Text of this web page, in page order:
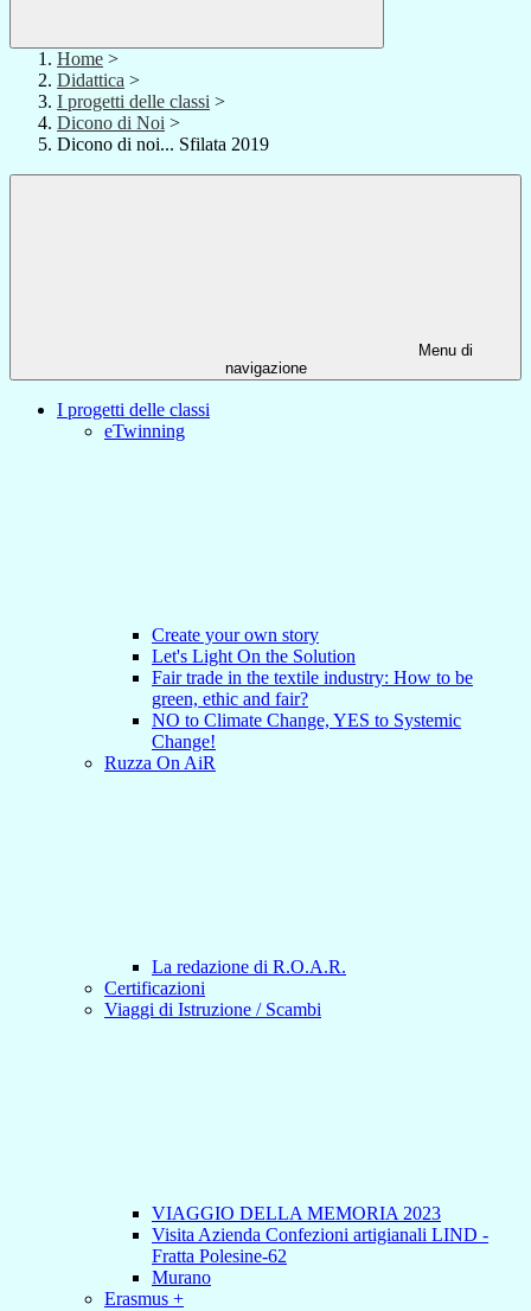
Home >
Didattica >
I progetti delle classi >
Dicono di Noi >
Dicono di noi... Sfilata 2019
Menu di
navigazione
I progetti delle classi
eTwinning
Create your own story
Let's Light On the Solution
Fair trade in the textile industry: How to be
green, ethic and fair?
NO to Climate Change, YES to Systemic
Change!
Ruzza On AiR
La redazione di R.O.A.R.
Certificazioni
Viaggi di Istruzione / Scambi
VIAGGIO DELLA MEMORIA 2023
Visita Azienda Confezioni artigianali LIND -
Fratta Polesine-62
Murano
Erasmus +